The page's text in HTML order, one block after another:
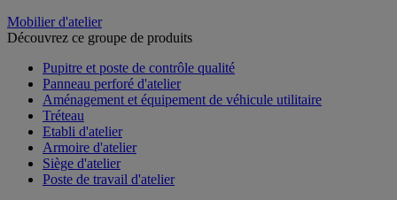
Mobilier d'atelier
Découvrez ce groupe de produits
Pupitre et poste de contrôle qualité
Panneau perforé d'atelier
Aménagement et équipement de véhicule utilitaire
Tréteau
Etabli d'atelier
Armoire d'atelier
Siège d'atelier
Poste de travail d'atelier